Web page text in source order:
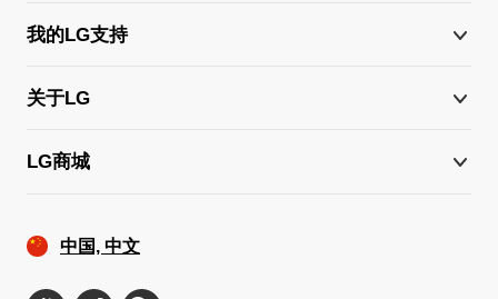
我的LG支持
关于LG
LG商城
中国, 中文